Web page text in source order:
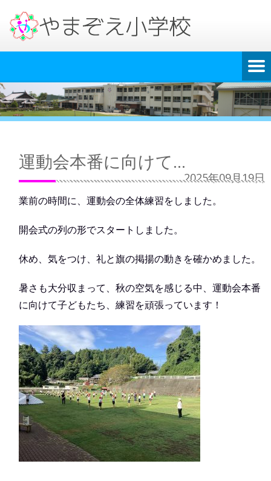
運動会本番に向けて…
2025年09月19日
業前の時間に、運動会の全体練習をしました。
開会式の列の形でスタートしました。
休め、気をつけ、礼と旗の掲揚の動きを確かめました。
暑さも大分収まって、秋の空気を感じる中、運動会本番
に向けて子どもたち、練習を頑張っています！